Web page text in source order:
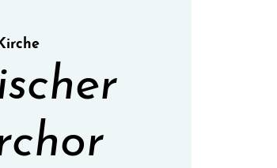
Kirche